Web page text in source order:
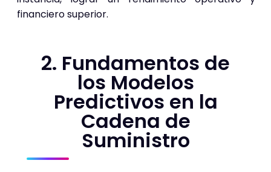
financiero superior.
2. Fundamentos de
los Modelos
Predictivos en la
Cadena de
Suministro